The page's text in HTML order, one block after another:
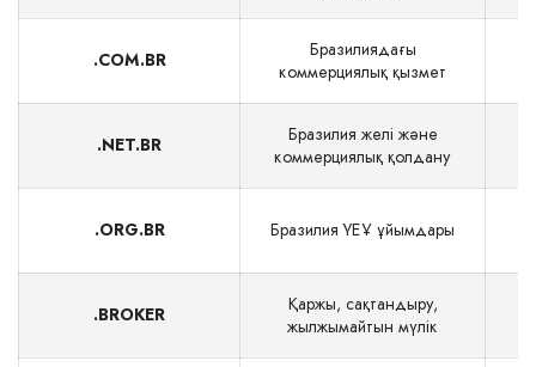
.COM.BR
Бразилиядағы
коммерциялық қызмет
.NET.BR
Бразилия желі және
коммерциялық қолдану
.ORG.BR Бразилия ҮЕҰ ұйымдары
.BROKER
Қаржы, сақтандыру,
жылжымайтын мүлік